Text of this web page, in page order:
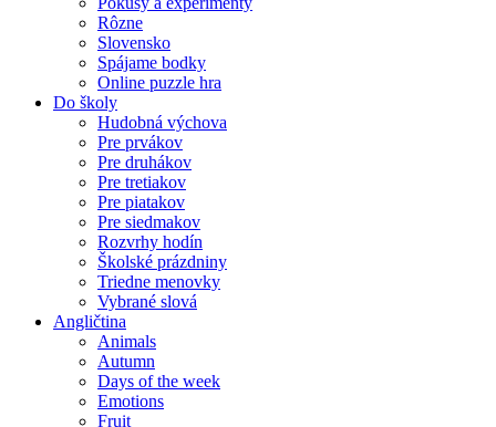
Rôzne
Slovensko
Spájame bodky
Online puzzle hra
Do školy
Hudobná výchova
Pre prvákov
Pre druhákov
Pre tretiakov
Pre piatakov
Pre siedmakov
Rozvrhy hodín
Školské prázdniny
Triedne menovky
Vybrané slová
Angličtina
Animals
Autumn
Days of the week
Emotions
Fruit